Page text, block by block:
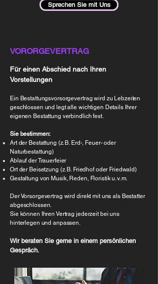
Sprechen Sie mit Uns
VORORGEVERTRAG
Für einen Abschied nach Ihren
Vorstellungen
Ein Bestattungsvorsorgevertrag wird zu Lebzeiten
geschlossen und legt alle wichtigen Details Ihrer
eigenen Bestattung verbindlich fest.
Sie bestimmen:
Art der Bestattung (z. B. Erd-, Feuer- oder
Naturbestattung)
Ablauf der Trauerfeier
Ort der Beisetzung (z. B. Friedhof oder Friedwald)
Gestaltung von Musik, Reden, Floristik u. v. m.
Der Vorsorgevertrag wird direkt mit uns als Bestatter
abgeschlossen.
Sie können Ihren Vertrag jederzeit bei uns
hinterlegen und anpassen.
Wir beraten Sie gerne in einem persönlichen
Gespräch.